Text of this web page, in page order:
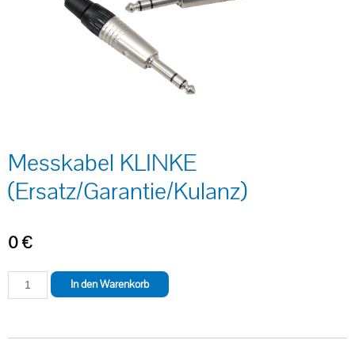
Messkabel KLINKE
(Ersatz/Garantie/Kulanz)
0€
In den Warenkorb